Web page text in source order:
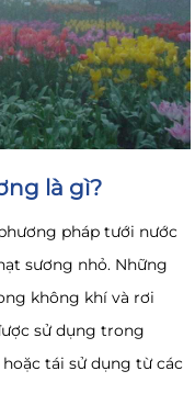
là gì?
pháp tưới nước
sương nhỏ. Những
không khí và rơi
sử dụng trong
tái sử dụng từ các